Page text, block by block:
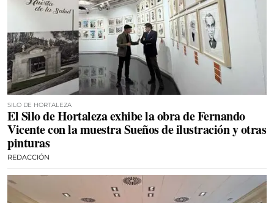
SILO DE HORTALEZA
El Silo de Hortaleza exhibe la obra de Fernando
Vicente con la muestra Sueños de ilustración y otras
pinturas
REDACCIÓN